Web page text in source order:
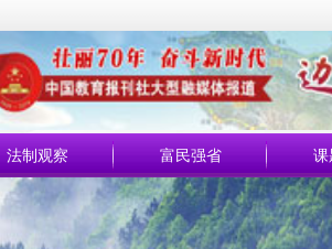
法制观察 富民强省 课